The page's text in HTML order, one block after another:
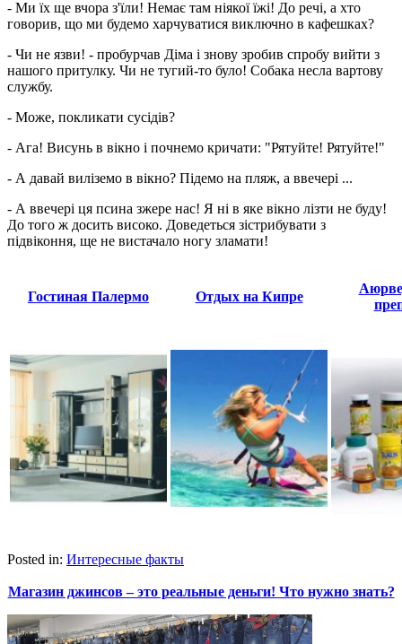
- Ми їх ще вчора з'їли! Немає там ніякої їжі! До речі, а хто
говорив, що ми будемо харчуватися виключно в кафешках?
- Чи не язви! - пробурчав Діма і знову зробив спробу вийти з
нашого притулку. Чи не тугий-то було! Собака несла вартову
службу.
- Може, покликати сусідів?
- Ага! Висунь в вікно і почнемо кричати: "Рятуйте! Рятуйте!"
- А давай виліземо в вікно? Підемо на пляж, а ввечері ...
- А ввечері ця псина зжере нас! Я ні в яке вікно лізти не буду!
До того ж досить високо. Доведеться зістрибувати з
підвіконня, ще не вистачало ногу зламати!
Гостиная Палермо Отдых на Кипре
Posted in: Интересные факты
Магазин джинсов – это реальные деньги! Что нужно знать?